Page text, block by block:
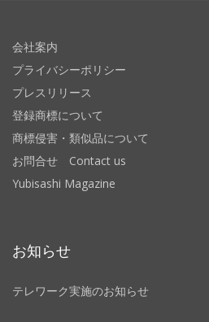
会社案内
プライバシーポリシー
プレスリリース
登録商標について
商標侵害・類似品について
お問合せ Contact us
Yubisashi Magazine
お知らせ
テレワーク実施のお知らせ